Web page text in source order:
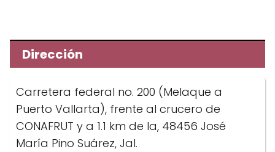
Dirección
Carretera federal no. 200 (Melaque a
Puerto Vallarta), frente al crucero de
CONAFRUT y a 1.1 km de la, 48456 José
María Pino Suárez, Jal.